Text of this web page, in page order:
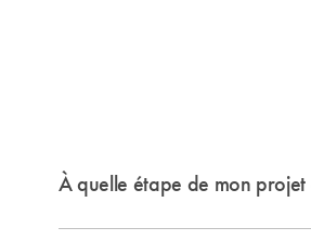
À quelle étape de mon projet